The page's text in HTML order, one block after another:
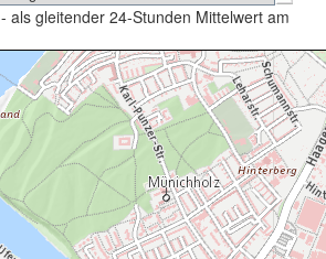
- als gleitender 24-Stunden Mittelwert am